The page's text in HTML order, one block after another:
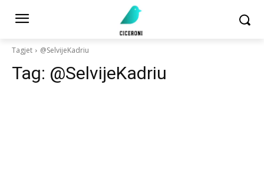
Tagjet @SelvijeKadriu
Tag: @SelvijeKadriu